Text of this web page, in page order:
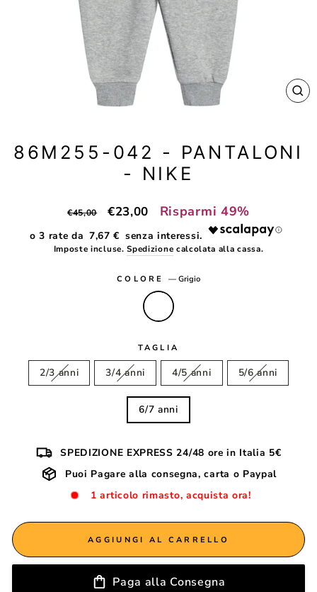
86M255-042 - PANTALONI
- NIKE
Prezzo
listino
€45,00
Prezzo
€23,00 Risparmi 49%
7,67 €
Imposte incluse.Spedizione calcolata alla cassa.
COLORE—Grigio
TAGLIA
2/3 anni 3/4 anni 4/5 anni 5/6 anni
6/7 anni
SPEDIZIONE EXPRESS 24/48 ore in Italia 5€
Puoi Pagare alla consegna, carta o Paypal
1 articolo rimasto, acquista ora!
AGGIUNGI AL CARRELLO
Paga alla Consegna